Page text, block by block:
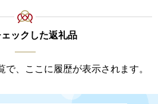
ックした返礼品
、ここに履歴が表示されます。